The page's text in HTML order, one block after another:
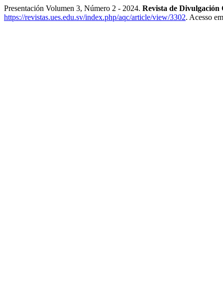
Presentación Volumen 3, Número 2 - 2024. Revista de
https://revistas.ues.edu.sv/index.php/aqc/article/view/3302. Acesso